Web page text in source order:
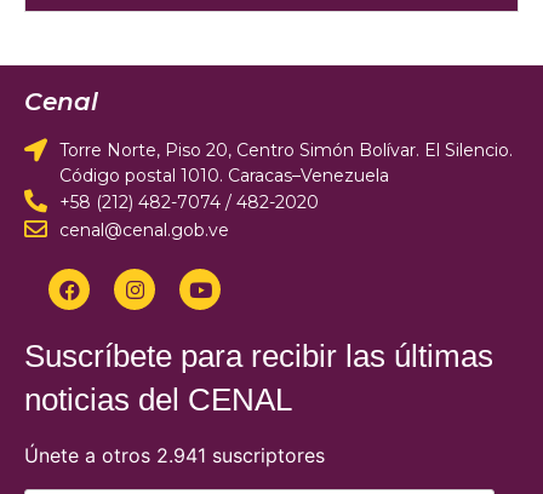
Cenal
Torre Norte, Piso 20, Centro Simón Bolívar. El Silencio.
Código postal 1010. Caracas–Venezuela
+58 (212) 482-7074 / 482-2020
cenal@cenal.gob.ve
Suscríbete para recibir las últimas
noticias del CENAL
Únete a otros 2.941 suscriptores